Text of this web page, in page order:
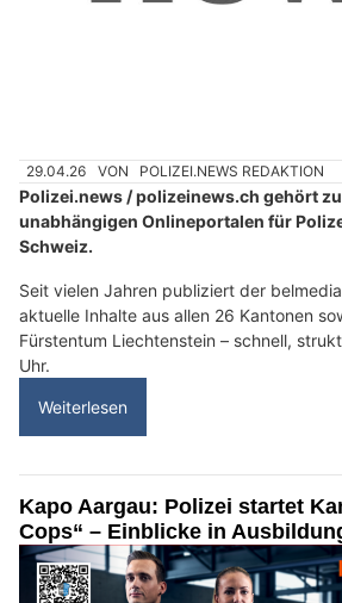
29.04.26 VON POLIZEI.NEWS REDAKTION
Polizei.news / polizeinews.ch gehört
unabhängigen Onlineportalen für
Schweiz.
Seit vielen Jahren publiziert der
aktuelle Inhalte aus allen 26 Kantonen
Fürstentum Liechtenstein – schnell,
Uhr.
Weiterlesen
Kapo Aargau: Polizei startet
Cops“ – Einblicke in